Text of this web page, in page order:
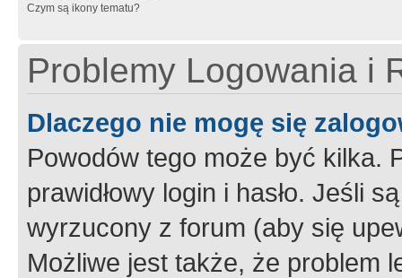
Czym są ikony tematu?
Problemy Logowania i
Dlaczego nie mogę się
Powodów tego może być kilka.
prawidłowy login i hasło. Jeśli
wyrzucony z forum (aby się
Możliwe jest także, że problem